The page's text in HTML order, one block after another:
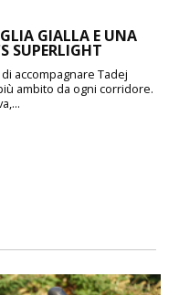
GIALLA E UNA
SUPERLIGHT
accompagnare Tadej
ambito da ogni corridore.